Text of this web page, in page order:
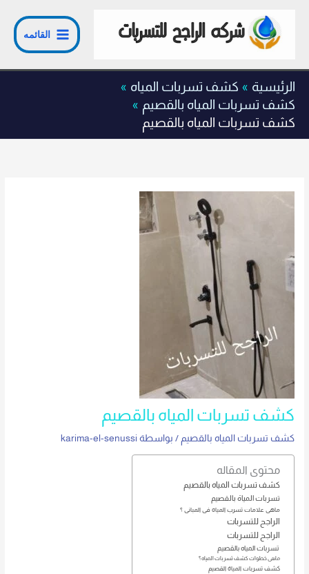
المحتوى
القائمه
الرئيسية
كشف تسربات المياه
كشف تسربات المياه بالقصيم
كشف تسربات المياه بالقصيم
كشف تسربات المياه بالقصيم
كشف تسربات المياه بالقصيم / بواسطة karima-el-senussi
محتوى المقاله
كشف تسربات المياه بالقصيم
تسربات المياة بالقصيم
ماهى علامات تسرب المياه فى المبانى ؟
الراجح للتسربات
الراجح للتسربات
تسربات المياه بالقصيم
ماهى خطوات كشف تسربات المياه ؟
كشف تسربات المياة القصيم